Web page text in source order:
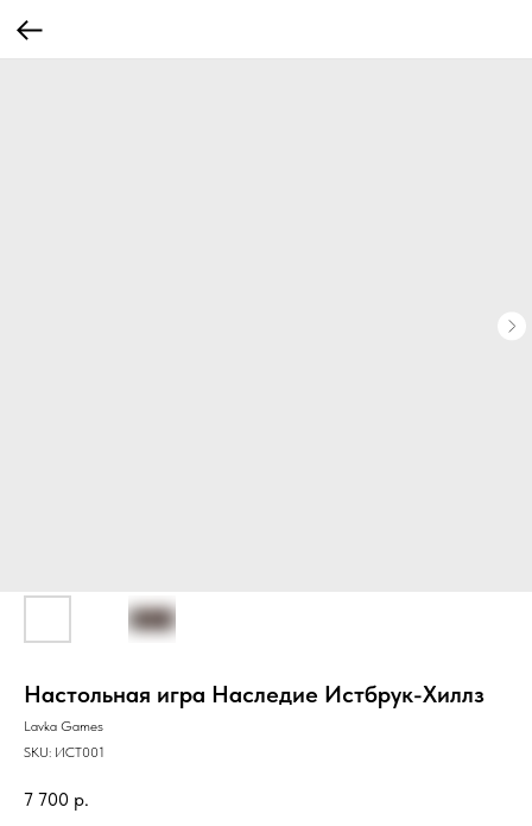
Настольная игра Наследие Истбрук-Хиллз
Lavka Games
SKU: ИСТ001
7 700 р.